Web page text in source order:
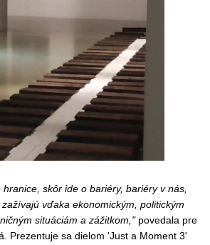
skôr ide o bariéry, bariéry v nás,
vďaka ekonomickým, politickým
situáciám a zážitkom," povedala pre
Prezentuje sa dielom 'Just a Moment 3'